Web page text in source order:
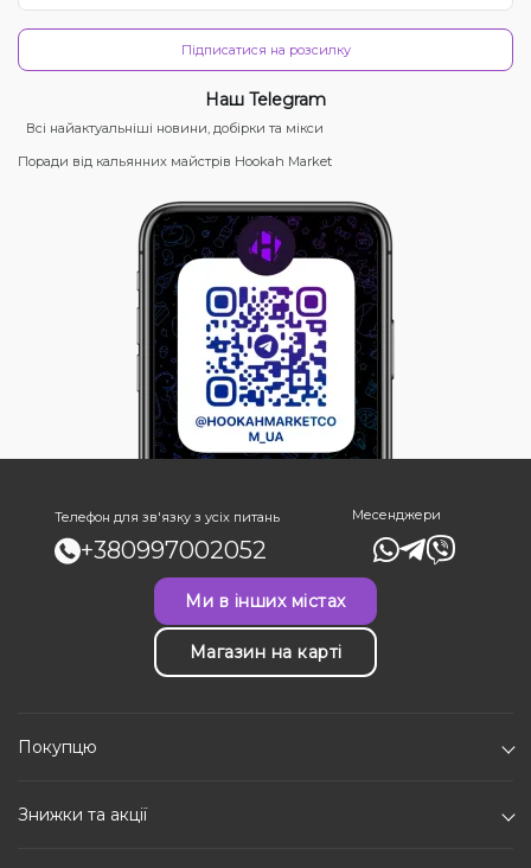
Підписатися на розсилку
Наш Telegram
Всі найактуальніші новини, добірки та мікси
Поради від кальянних майстрів Hookah Market
Телефон для зв'язку з усіх питань
+380997002052
Месенджери
Ми в інших містах
Магазин на карті
Покупцю
Знижки та акції